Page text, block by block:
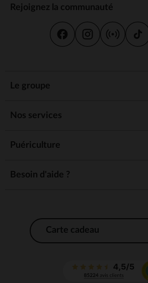
Rejoignez la communauté
Le groupe
Nos services
Puériculture
Besoin d'aide ?
Carte cadeau